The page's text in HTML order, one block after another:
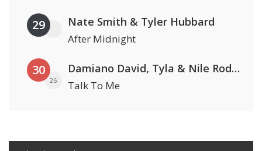
29 Nate Smith & Tyler Hubbard
After Midnight
30
26
Damiano David, Tyla & Nile Rodgers
Talk To Me